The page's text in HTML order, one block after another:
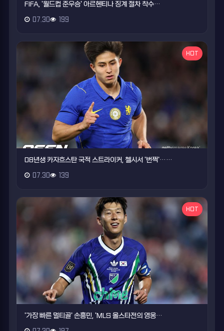
FIFA, '월드컵 준우승' 아르헨티나 징계 절차 착수…
07.30 199
HOT
08년생 카자흐스탄 국적 스트라이커, 첼시서 '번쩍'……
07.30 139
HOT
'가장 빠른 멀티골' 손흥민, 'MLS 올스타전의 영웅…